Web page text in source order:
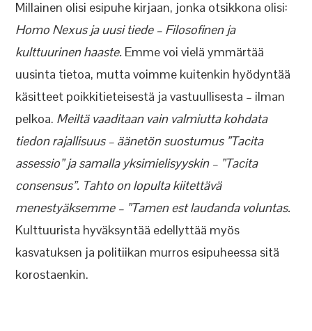
Millainen olisi esipuhe kirjaan, jonka otsikkona olisi:
Homo Nexus ja uusi tiede – Filosofinen ja
kulttuurinen haaste. Emme voi vielä ymmärtää
uusinta tietoa, mutta voimme kuitenkin hyödyntää
käsitteet poikkitieteisestä ja vastuullisesta – ilman
pelkoa. Meiltä vaaditaan vain valmiutta kohdata
tiedon rajallisuus – äänetön suostumus ”Tacita
assessio” ja samalla yksimielisyyskin – ”Tacita
consensus”. Tahto on lopulta kiitettävä
menestyäksemme – ”Tamen est laudanda voluntas.
Kulttuurista hyväksyntää edellyttää myös
kasvatuksen ja politiikan murros esipuheessa sitä
korostaenkin.